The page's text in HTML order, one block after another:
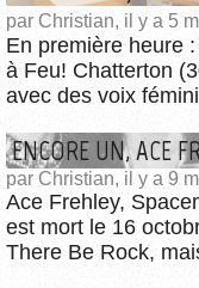
par Christian, il y a 5
En première heure
à Feu! Chatterton
avec des voix
ENCORE UN, ACE
par Christian, il y a 9
Ace Frehley,
est mort le 16
There Be Rock,